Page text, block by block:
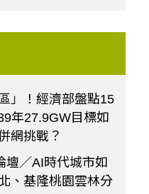
」！經濟部盤點15
年27.9GW目標如
網挑戰？
壇／AI時代城市如
、基隆桃園雲林分